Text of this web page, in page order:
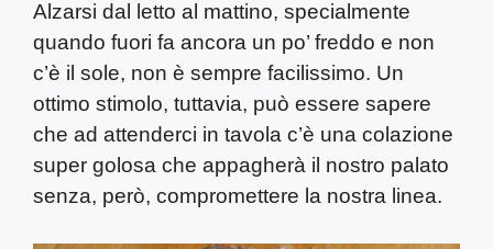
Alzarsi dal letto al mattino, specialmente
quando fuori fa ancora un po’ freddo e non
c’è il sole, non è sempre facilissimo. Un
ottimo stimolo, tuttavia, può essere sapere
che ad attenderci in tavola c’è una colazione
super golosa che appagherà il nostro palato
senza, però, compromettere la nostra linea.